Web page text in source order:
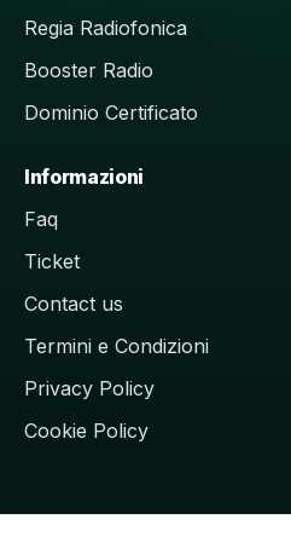
Regia Radiofonica
Booster Radio
Dominio Certificato
Informazioni
Faq
Ticket
Contact us
Termini e Condizioni
Privacy Policy
Cookie Policy